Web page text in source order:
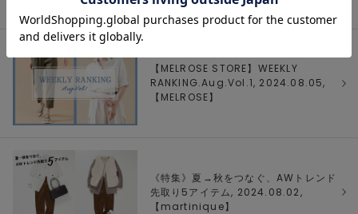
【MELROSE STORE】WEEKLY
RANKING.Aug.Vol.1, 2024.08.05,
【 MELROSE】
《特集》夏→秋をつなぐ、AWトレンド
先取り5アイテム, 2024.08.02,
【 martinique】